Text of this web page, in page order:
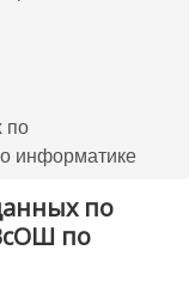
по
информатике
по
по